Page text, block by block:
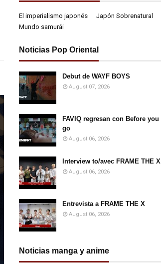
El imperialismo japonés
Japón Sobrenatural
Mundo samurái
Noticias Pop Oriental
Debut de WAYF BOYS
August 07, 2026
FAVIQ regresan con Before you
go
August 06, 2026
Interview to/avec FRAME THE X
August 06, 2026
Entrevista a FRAME THE X
August 06, 2026
Noticias manga y anime